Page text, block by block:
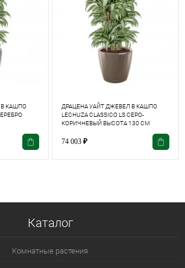
В КАШПО
ДРАЦЕНА УАЙТ ДЖЕВЕЛ В КАШПО
LECHUZA СLASSICO LS СЕРО-
КОРИЧНЕВЫЙ ВЫСОТА 130 СМ
74 003 ₽
Каталог
Комнатные растения